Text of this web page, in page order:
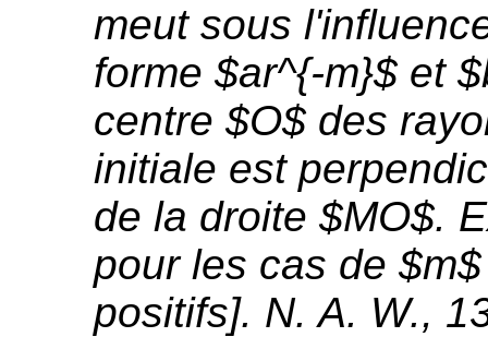
meut sous
forme $ar^{-m}$ et
centre $O$ des
initiale est
de la droite $MO$.
pour les cas de
positifs]. N. A. W.,